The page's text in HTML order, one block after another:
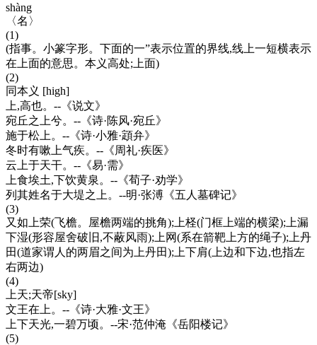
shàng
〈名〉
(1)
(指事。小篆字形。下面的一”表示位置的界线,线上一短横表示
在上面的意思。本义高处;上面)
(2)
同本义 [high]
上,高也。--《说文》
宛丘之上兮。--《诗·陈风·宛丘》
施于松上。--《诗·小雅·顁弁》
冬时有嗽上气疾。--《周礼·疾医》
云上于天干。--《易·需》
上食埃土,下饮黄泉。--《荀子·劝学》
列其姓名于大堤之上。--明·张溥《五人墓碑记》
(3)
又如上荣(飞檐。屋檐两端的挑角);上柽(门框上端的横梁);上漏
下湿(形容屋舍破旧,不蔽风雨);上网(系在箭靶上方的绳子);上丹
田(道家谓人的两眉之间为上丹田);上下肩(上边和下边,也指左
右两边)
(4)
上天;天帝[sky]
文王在上。--《诗·大雅·文王》
上下天光,一碧万顷。--宋·范仲淹《岳阳楼记》
(5)